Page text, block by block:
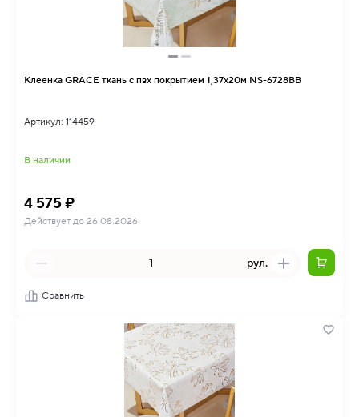
Клеенка GRACE ткань с пвх покрытием 1,37х20м NS-6728BB
Артикул: 114459
В наличии
4 575 ₽
Действует до 26.08.2026
рул.
Сравнить